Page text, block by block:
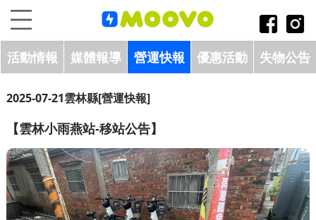
跳到主要內容區塊
活動情報 媒體報導 營運快報 優惠活動 失物公告
2025-07-21雲林縣[營運快報]
【雲林小雨燕站-移站公告】